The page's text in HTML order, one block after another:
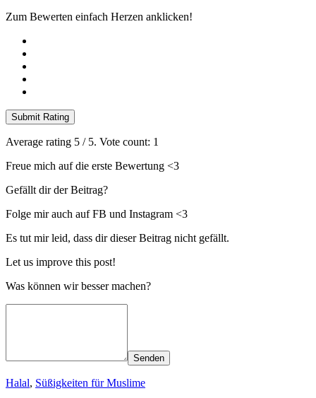
Zum Bewerten einfach Herzen anklicken!
Submit Rating
Average rating 5 / 5. Vote count: 1
Freue mich auf die erste Bewertung <3
Gefällt dir der Beitrag?
Folge mir auch auf FB und Instagram <3
Es tut mir leid, dass dir dieser Beitrag nicht gefällt.
Let us improve this post!
Was können wir besser machen?
Senden
Halal, Süßigkeiten für Muslime